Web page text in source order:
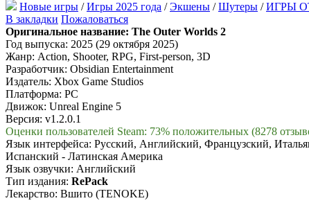
Новые игры /Игры 2025 года /Экшены /Шутеры /ИГРЫ
В закладки Пожаловаться
Оригинальное название: The Outer Worlds 2
Год выпуска: 2025 (29 октября 2025)
Жанр: Action, Shooter, RPG, First-person, 3D
Разработчик: Obsidian Entertainment
Издатель: Xbox Game Studios
Платформа: PC
Движок: Unreal Engine 5
Версия: v1.2.0.1
Оценки пользователей Steam: 73% положительных (8278
Язык интерфейса: Русский, Английский, Французский,
Испанский - Латинская Америка
Язык озвучки: Английский
Тип издания: RePack
Лекарство: Вшито (TENOKE)